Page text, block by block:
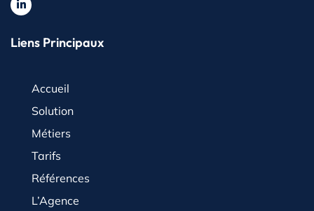
Liens Principaux
Accueil
Solution
Métiers
Tarifs
Références
L’Agence